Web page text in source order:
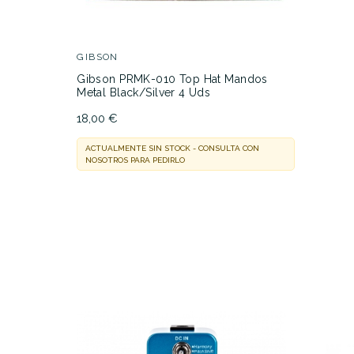
GIBSON
Gibson PRMK-010 Top Hat Mandos
Metal Black/Silver 4 Uds
18,00 €
ACTUALMENTE SIN STOCK - CONSULTA CON
NOSOTROS PARA PEDIRLO